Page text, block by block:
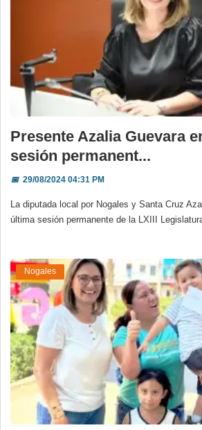
Presente Azalia Guevara
sesión permanent...
📅29/08/2024 04:31 PM
La diputada local por Nogales y Santa Cruz
última sesión permanente de la LXIII
Nogales